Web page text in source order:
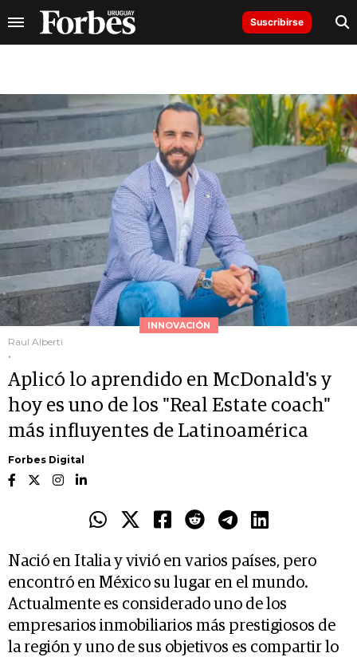
Suscribirse
INNOVACIÓN
Raul Alberti
.
Aplicó lo aprendido en McDonald's y
hoy es uno de los "Real Estate coach"
más influyentes de Latinoamérica
Forbes Digital
Nació en Italia y vivió en varios países, pero
encontró en México su lugar en el mundo.
Actualmente es considerado uno de los
empresarios inmobiliarios más prestigiosos de
la región y uno de sus objetivos es compartir lo